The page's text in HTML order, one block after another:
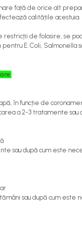
față de orice alt
calitățile
de folosire, se
E. Coli,
în funcție de
a 2-3 tratamente sau
sau după cum este
sau după cum este